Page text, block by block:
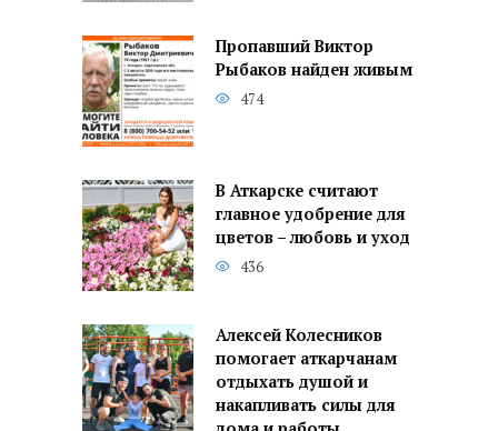
Пропавший Виктор
Рыбаков найден живым
474
В Аткарске считают
главное удобрение для
цветов – любовь и уход
436
Алексей Колесников
помогает аткарчанам
отдыхать душой и
накапливать силы для